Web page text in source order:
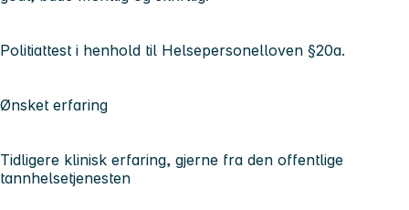
Politiattest i henhold til Helsepersonelloven §20a.
Ønsket erfaring
Tidligere klinisk erfaring, gjerne fra den offentlige
tannhelsetjenesten